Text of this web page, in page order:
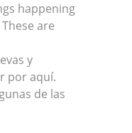
happening
are
y
por aquí.
de las